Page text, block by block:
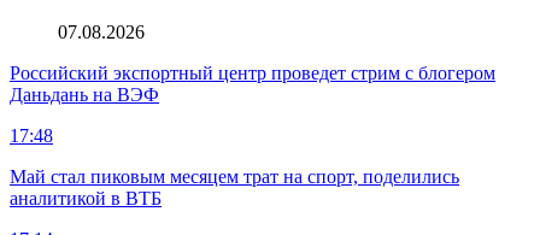
07.08.2026
Российский экспортный центр проведет стрим с блогером
Даньдань на ВЭФ
17:48
Май стал пиковым месяцем трат на спорт, поделились
аналитикой в ВТБ